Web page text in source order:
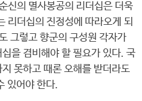
신의 멸사봉공의 리더십은 더욱
리더십의 진정성에 따라오게 되
그렇고 향군의 구성원 각자가
을 겸비해야 할 필요가 있다. 국
못하고 때론 오해를 받더라도
있어야 한다.